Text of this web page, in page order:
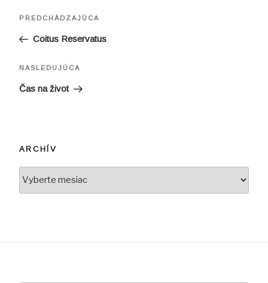
článku
Predchádzajúci
PREDCHÁDZAJÚCA
Coitus Reservatus
Ďalší
článok
NASLEDUJÚCA
Čas na život
ARCHÍV